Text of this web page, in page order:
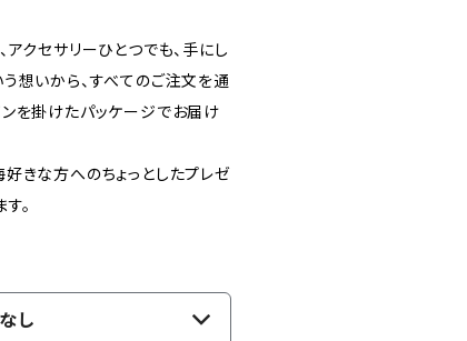
クセサリーひとつでも、手にし
想いから、すべてのご注文を通
を掛けたパッケージでお届け
きな方へのちょっとしたプレゼ
。
し